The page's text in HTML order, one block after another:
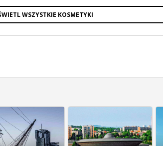
WSZYSTKIE KOSMETYKI